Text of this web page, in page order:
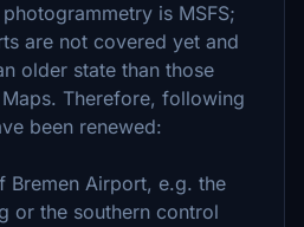
is MSFS;
are not covered yet and
older state than those
Therefore, following
been renewed:
Bremen Airport, e.g. the
or the southern control